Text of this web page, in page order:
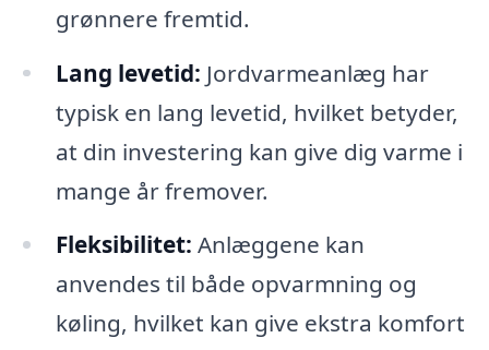
grønnere fremtid.
Lang levetid: Jordvarmeanlæg har
typisk en lang levetid, hvilket betyder,
at din investering kan give dig varme i
mange år fremover.
Fleksibilitet: Anlæggene kan
anvendes til både opvarmning og
køling, hvilket kan give ekstra komfort